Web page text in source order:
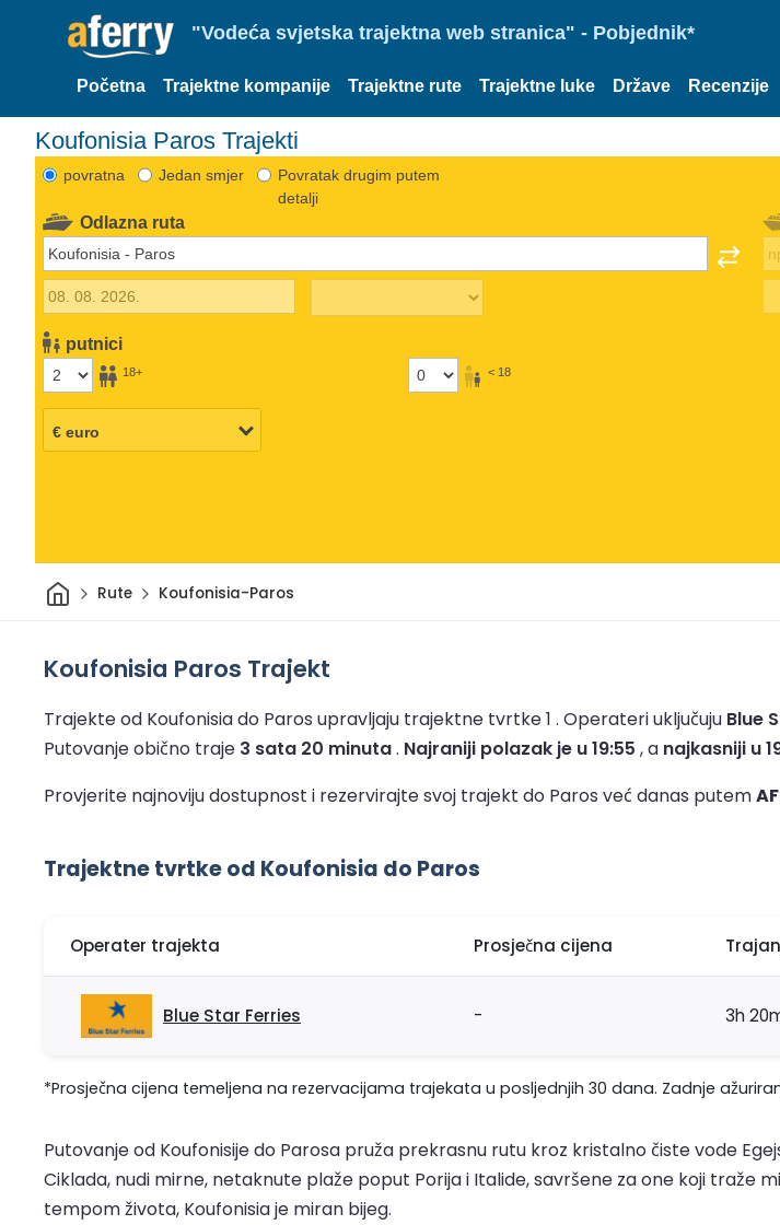
"Vodeća svjetska trajektna web stranica" - Pobjednik*
Početna Trajektne kompanije Trajektne rute Trajektne luke Države Recenzije
Koufonisia Paros Trajekti
povratna Jedan smjer
Povratak drugim putem
detalji
Odlazna ruta
putnici
18+ < 18
DomRute Koufonisia-Paros
Koufonisia Paros Trajekt
Trajekte od Koufonisia do Paros upravljaju trajektne tvrtke 1 . Operateri uključuju Blue
Putovanje obično traje 3 sata 20 minuta. Najraniji polazak je u 19:55 , a najkasniji u
Provjerite najnoviju dostupnost i rezervirajte svoj trajekt do Paros već danas putem
Trajektne tvrtke od Koufonisia do Paros
Operater trajekta Prosječna cijena
Blue Star Ferries - 3h
*Prosječna cijena temeljena na rezervacijama trajekata u posljednjih 30 dana. Zadnje
Putovanje od Koufonisije do Parosa pruža prekrasnu rutu kroz kristalno čiste vode
Ciklada, nudi mirne, netaknute plaže poput Porija i Italide, savršene za one koji traže
tempom života, Koufonisia je miran bijeg.